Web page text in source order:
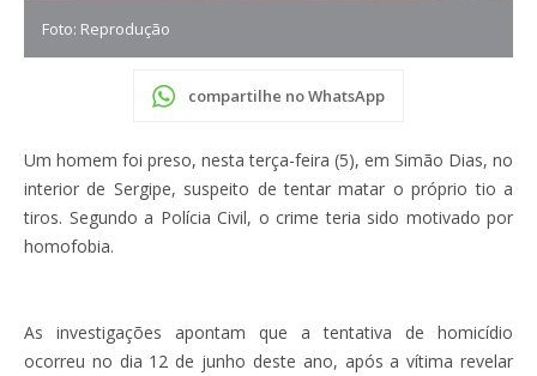
Foto: Reprodução
compartilhe no WhatsApp
Um homem foi preso, nesta terça-feira (5), em Simão Dias, no
interior de Sergipe, suspeito de tentar matar o próprio tio a
tiros. Segundo a Polícia Civil, o crime teria sido motivado por
homofobia.
As investigações apontam que a tentativa de homicídio
ocorreu no dia 12 de junho deste ano, após a vítima revelar